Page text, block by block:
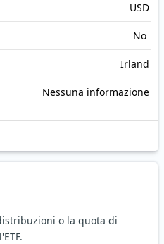
USD
No
Irland
Nessuna informazione
o la quota di